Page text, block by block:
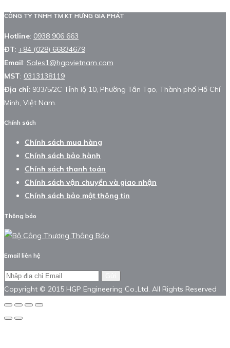
CÔNG TY TNHH TM KT HƯNG GIA PHÁT
Hotline: 0938 906 663
ĐT: +84 (028) 66834679
Email: Sales1@hgpvietnam.com
MST: 0313138119
Địa chỉ: 933/5/2C Tỉnh lộ 10, Phường Tân Tạo, Thành phố Hồ Chí
Minh, Việt Nam.
Chính sách
Chính sách mua hàng
Chính sách bảo hành
Chính sách thanh toán
Chính sách vận chuyển và giao nhận
Chính sách bảo mật thông tin
Thông báo
Email liên hệ
Copyright © 2015 HGP Engineering Co.,Ltd. All Rights Reserved